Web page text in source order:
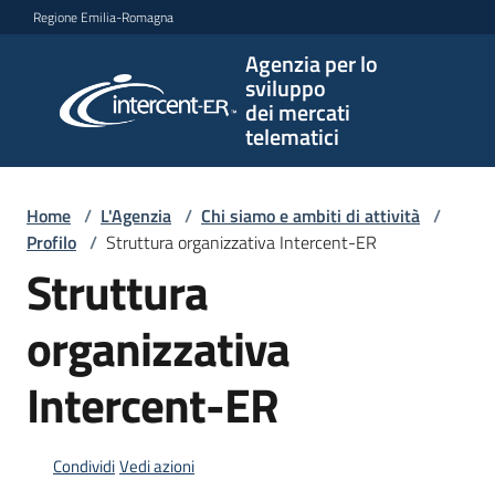
Vai al contenuto
Vai alla navigazione
Vai al footer
Regione Emilia-Romagna
Agenzia per lo
sviluppo
dei mercati
telematici
per lo
sviluppo
telematici
L'Agenzia
Bandi
e
strumenti
Home / L'Agenzia / Chi siamo e ambiti di attività /
Profilo / Struttura organizzativa Intercent-ER
Struttura
organizzativa
Intercent-ER
CondividiVedi azioni